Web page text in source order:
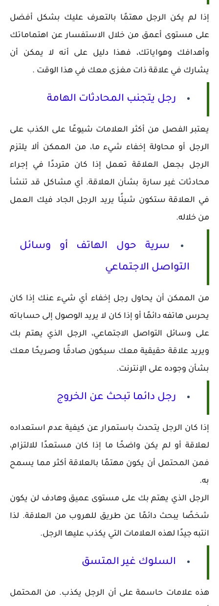
إذا لم يكن الرجل مهتمًا بالتعرف عليك بشكل أفضل
على مستوى أعمق من خلال الاستفسار عن اهتماماتك
وأهدافك وهواياتك، فهذا دليل على أنه لا يمكن أن
يشارك في علاقة ذات مغزى معك في هذا الوقت .
رجل يتجنب المحادثات الهامة
يعتبر الفصل من أكثر العلامات شيوعًا على الكذب على
الرجل أو محاولة إخفاء شيء ما، من الممكن ألا يلتزم
الرجل بجعل العلاقة تعمل إذا كان مترددًا في إجراء
محادثات غير سارة بشأن العلاقة. أي مشاكل قد تنشأ
في العلاقة ستكون شيئًا يريد الرجل الجاد فيك العمل
من خلاله.
سرية حول الهاتف أو وسائل
التواصل الاجتماعي
من الممكن أن يحاول رجل إخفاء أي شيء عنك إذا كان
يحرس هاتفه دائمًا أو إذا كان لا يريد الوصول إلى حساباته
على وسائل التواصل الاجتماعي، الرجل الذي يهتم بك
ويريد علاقة حقيقية معك سيكون صادقًا وصريحًا معك
بشأن وجوده على الإنترنت.
رجل دائما تبحث عن الخروج
إذا كان الرجل يتحدث باستمرار عن كيفية عدم استعداده
لعلاقة أو لم يكن واضحًا ما إذا كان مستعدًا للالتزام،
فمن المحتمل أن يكون مهتمًا بالعلاقة أكثر مما يسمح
به.
الرجل الذي يهتم بك على مستوى عميق وهادف لن يكون
شخصًا يبحث دائمًا عن طريق للهروب من العلاقة. لذا
انتبه جيدًا لهذه العلامات التي يكذب عليها الرجل.
السلوك غير المتسق
هذه علامات حاسمة على أن الرجل يكذب. من المحتمل